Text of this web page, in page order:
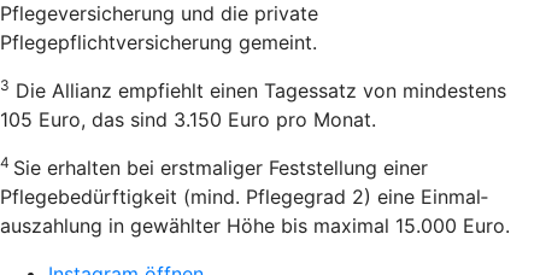
Pflegeversicherung und die private
Pflegepflichtversicherung gemeint.
3 Die Allianz empfiehlt einen Tagessatz von mindestens
105 Euro, das sind 3.150 Euro pro Monat.
4 Sie erhalten bei erstmaliger Feststellung einer
Pflegebedürftigkeit (mind. Pflegegrad 2) eine Einmal­
auszahlung in gewählter Höhe bis maximal 15.000 Euro.